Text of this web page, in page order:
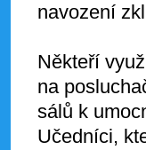
navození
Někteří
na
sálů k
Učedníci,